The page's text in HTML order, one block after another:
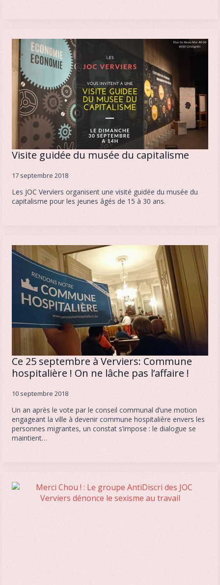
Visite guidée du musée du capitalisme
17 septembre 2018
Les JOC Verviers organisent une visité guidée du musée du
capitalisme pour les jeunes âgés de 15 à 30 ans.
Ce 25 septembre à Verviers: Commune
hospitalière ! On ne lâche pas l’affaire !
10 septembre 2018
Un an après le vote par le conseil communal d’une motion
engageant la ville à devenir commune hospitalière envers les
personnes migrantes, un constat s’impose : le dialogue se
maintient…